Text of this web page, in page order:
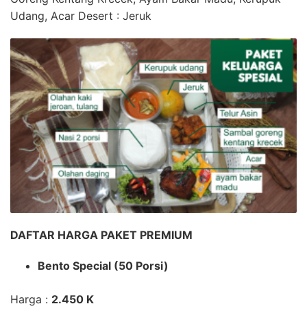
Udang, Acar Desert : Jeruk
DAFTAR HARGA PAKET PREMIUM
Bento Special (50 Porsi)
Harga : 2.450 K